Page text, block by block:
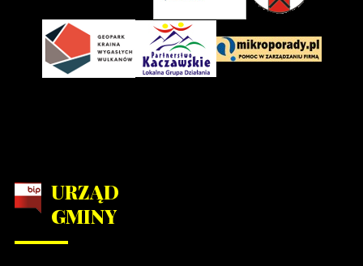
Program Rozwoju Obszarów
URZĄD
GMINY